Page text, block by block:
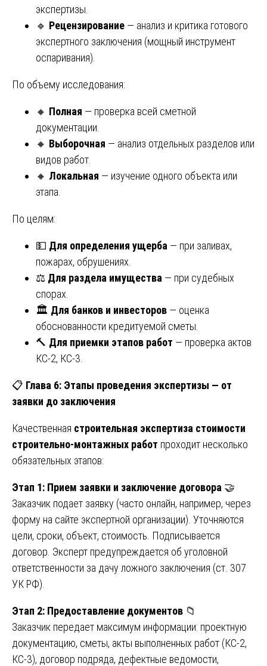
экспертизы.
🔹 Рецензирование — анализ и критика готового
экспертного заключения (мощный инструмент
оспаривания).
По объему исследования:
🔸 Полная — проверка всей сметной
документации.
🔸 Выборочная — анализ отдельных разделов или
видов работ.
🔸 Локальная — изучение одного объекта или
этапа.
По целям:
💵 Для определения ущерба — при заливах,
пожарах, обрушениях.
⚖️ Для раздела имущества — при судебных
спорах.
🏛️ Для банков и инвесторов — оценка
обоснованности кредитуемой сметы.
🔨 Для приемки этапов работ — проверка актов
КС-2, КС-3.
📋 Глава 6: Этапы проведения экспертизы — от
заявки до заключения
Качественная строительная экспертиза стоимости
строительно-монтажных работ проходит несколько
обязательных этапов:
Этап 1: Прием заявки и заключение договора 🤝
Заказчик подает заявку (часто онлайн, например, через
форму на сайте экспертной организации). Уточняются
цели, сроки, объект, стоимость. Подписывается
договор. Эксперт предупреждается об уголовной
ответственности за дачу ложного заключения (ст. 307
УК РФ).
Этап 2: Предоставление документов 📁
Заказчик передает максимум информации: проектную
документацию, сметы, акты выполненных работ (КС-2,
КС-3), договор подряда, дефектные ведомости,